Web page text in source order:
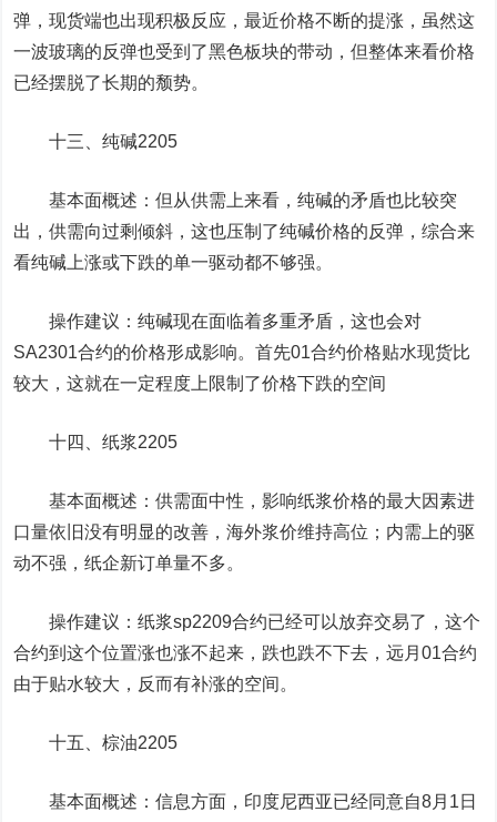
弹，现货端也出现积极反应，最近价格不断的提涨，虽然这
一波玻璃的反弹也受到了黑色板块的带动，但整体来看价格
已经摆脱了长期的颓势。
十三、纯碱2205
基本面概述：但从供需上来看，纯碱的矛盾也比较突
出，供需向过剩倾斜，这也压制了纯碱价格的反弹，综合来
看纯碱上涨或下跌的单一驱动都不够强。
操作建议：纯碱现在面临着多重矛盾，这也会对
SA2301合约的价格形成影响。首先01合约价格贴水现货比
较大，这就在一定程度上限制了价格下跌的空间
十四、纸浆2205
基本面概述：供需面中性，影响纸浆价格的最大因素进
口量依旧没有明显的改善，海外浆价维持高位；内需上的驱
动不强，纸企新订单量不多。
操作建议：纸浆sp2209合约已经可以放弃交易了，这个
合约到这个位置涨也涨不起来，跌也跌不下去，远月01合约
由于贴水较大，反而有补涨的空间。
十五、棕油2205
基本面概述：信息方面，印度尼西亚已经同意自8月1日